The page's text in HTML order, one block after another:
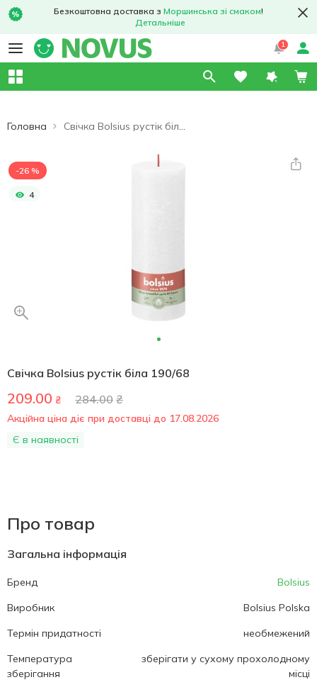
Безкоштовна доставка з Моршинська зі смаком!
Детальніше
1
Головна Свічка Bolsius рустік біла 190/68
-26 %
4
Свічка Bolsius рустік біла 190/68
209.00 ₴ 284.00 ₴
Акційна ціна діє при доставці до 17.08.2026
Є в наявності
Про товар
Загальна інформація
Бренд
Bolsius
Виробник
Bolsius Polska
Термін придатності
необмежений
Температура
зберігання
зберігати у сухому прохолодному
місці